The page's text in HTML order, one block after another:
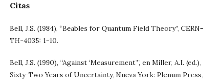
Citas
Bell, J.S. (1984), “Beables for Quantum Field Theory”, CERN-
TH-4035: 1-10.
Bell, J.S. (1990), “Against ‘Measurement’”, en Miller, A.I. (ed.),
Sixty-Two Years of Uncertainty, Nueva York: Plenum Press,